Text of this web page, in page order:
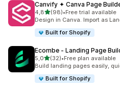
Canvify ✦ Canva Page
4,8/ 5 tähteä
(98)
98 arvostelua yhteensä
•Free trial available
Design in Canva. Import as
Built for Shopify
Ecombe ‑ Landing Page
5,0/ 5 tähteä
(32)
32 arvostelua yhteensä
•Free plan available
Build landing pages easily,
Built for Shopify